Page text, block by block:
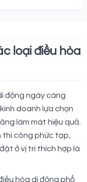
loại điều hòa
động ngày càng
doanh lựa chọn
làm mát hiệu quả.
công phức tạp,
ở vị trí thích hợp là
hòa di động phổ